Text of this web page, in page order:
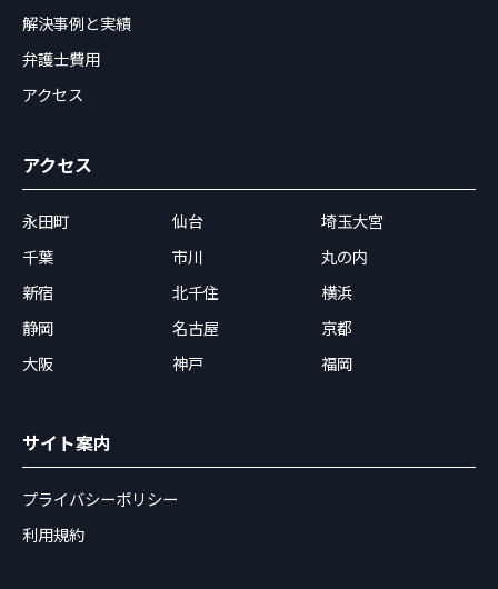
解決事例と実績
弁護士費用
アクセス
アクセス
永田町 仙台
埼玉大宮
千葉
市川
丸の内
新宿
北千住
横浜
静岡
名古屋
京都
大阪
神戸 福岡
サイト案内
プライバシーポリシー
利用規約